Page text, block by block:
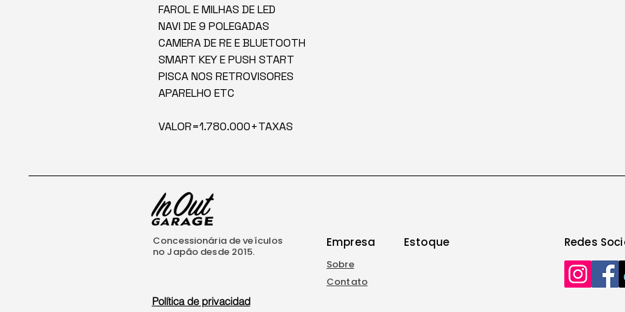
FAROL E MILHAS DE LED
NAVI DE 9 POLEGADAS
CAMERA DE RE E BLUETOOTH
SMART KEY E PUSH START
PISCA NOS RETROVISORES
APARELHO ETC
VALOR=1.780.000+TAXAS
Concessionária de veículos
no Japão desde 2015.
Empresa Redes
Estoque
Política de privacidad
Sobre
Contato